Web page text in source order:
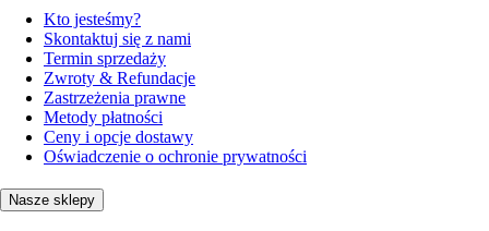
Kto jesteśmy?
Skontaktuj się z nami
Termin sprzedaży
Zwroty & Refundacje
Zastrzeżenia prawne
Metody płatności
Ceny i opcje dostawy
Oświadczenie o ochronie prywatności
Nasze sklepy